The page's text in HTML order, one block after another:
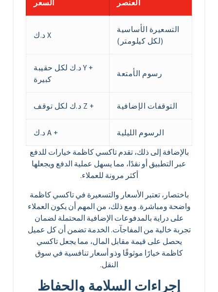
العنصر السعر
التسعيرة الأساسية
(لكل كيلومتر)
رسوم الأمتعة
+ Y د.ك لكل حقيبة
كبيرة
التوقفات الإضافية + Z د.ك لكل توقف
الرسوم الليلية
+ A د.ك
بالإضافة إلى ذلك، تقدم تاكسي كاظمة خيارات للدفع
عبر التطبيق أو نقدًا، مما يسهل عملية الدفع ويجعلها
أكثر مرونة للعملاء.
باختصار، تعتبر الأسعار والتسعيرة في تاكسي كاظمة
واضحة ومباشرة. ومع ذلك، من المهم أن يكون العملاء
على دراية بالمدفوعات الإضافية المحتملة لضمان
تجربة خالية من المفاجآت. الخدمة تضمن أن كل عميل
يحصل على قيمة مقابل المال، مما يجعل تاكسي
كاظمة خيارًا موثوقًا وذو أسعار تنافسية في سوق
النقل.
إجراءات السلامة والحفاظ